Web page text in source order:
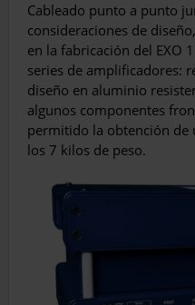
Cableado punto a punto
consideraciones de
en la fabricación del EXO
series de amplificadores:
diseño en aluminio
algunos componentes
permitido la obtención de
los 7 kilos de peso.